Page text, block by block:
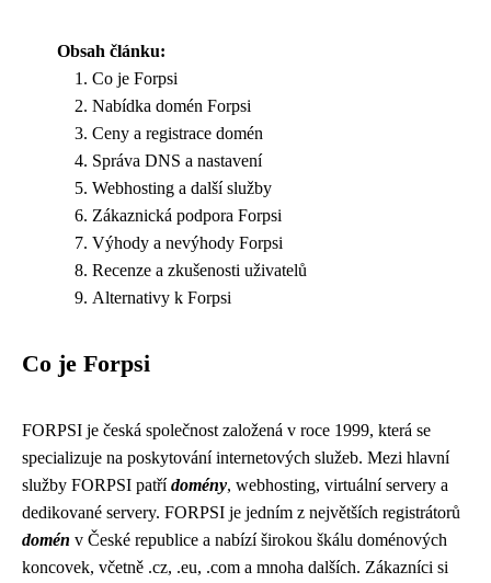
Obsah článku:
Co je Forpsi
Nabídka domén Forpsi
Ceny a registrace domén
Správa DNS a nastavení
Webhosting a další služby
Zákaznická podpora Forpsi
Výhody a nevýhody Forpsi
Recenze a zkušenosti uživatelů
Alternativy k Forpsi
Co je Forpsi
FORPSI je česká společnost založená v roce 1999, která se
specializuje na poskytování internetových služeb. Mezi hlavní
služby FORPSI patřídomény, webhosting, virtuální servery a
dedikované servery. FORPSI je jedním z největších registrátorů
domén v České republice a nabízí širokou škálu doménových
koncovek, včetně .cz, .eu, .com a mnoha dalších. Zákazníci si